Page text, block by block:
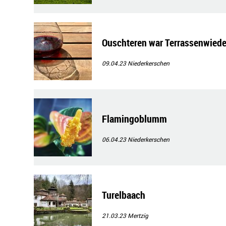
Ouschteren war
09.04.23Niederkerschen
Flamingoblumm
06.04.23Niederkerschen
Turelbaach
21.03.23Mertzig